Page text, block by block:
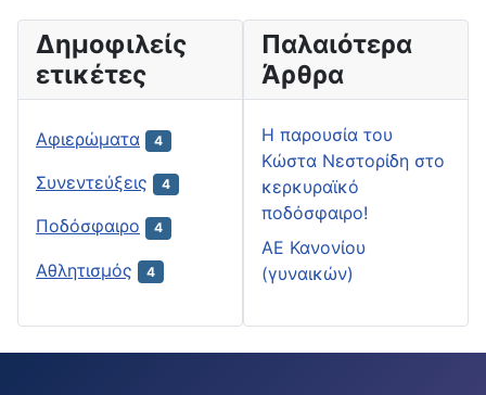
Δημοφιλείς
ετικέτες
Αφιερώματα 4
Συνεντεύξεις 4
Ποδόσφαιρο 4
Αθλητισμός 4
Παλαιότερα
Άρθρα
H παρουσία του
Κώστα Νεστορίδη στο
κερκυραϊκό
ποδόσφαιρο!
ΑΕ Κανονίου
(γυναικών)